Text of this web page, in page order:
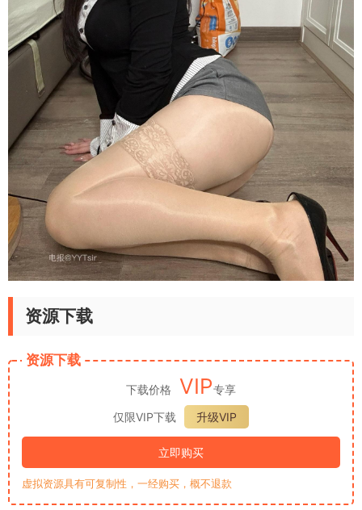
资源下载
资源下载
下载价格 VIP专享
仅限VIP下载
升级VIP
立即购买
虚拟资源具有可复制性，一经购买，概不退款